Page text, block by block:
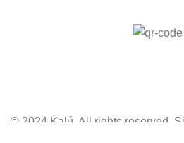
© 2024 Kalú. All rights reserved.